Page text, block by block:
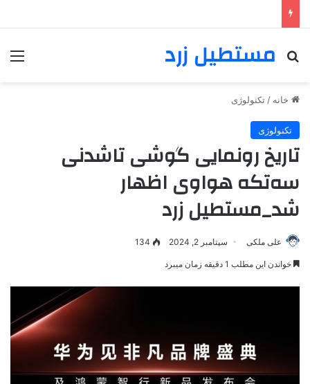
مستطیل زرد
خانه / تکنولوژی
تکنولوژی
تاریخ رونمایی گوشی تاشدنی
سه‌تکه‌ هواوی اظهار
شد_مستطیل زرد
علی ملکی سپتامبر 2, 2024 134
خواندن این مطلب 1 دقیقه زمان میبرد